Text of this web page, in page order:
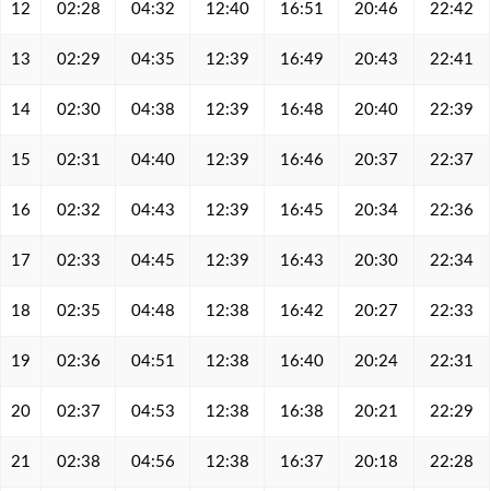
12 02:28 04:32 12:40 16:51 20:46 22:42
13 02:29 04:35 12:39 16:49 20:43 22:41
14 02:30 04:38 12:39 16:48 20:40 22:39
15 02:31 04:40 12:39 16:46 20:37 22:37
16 02:32 04:43 12:39 16:45 20:34 22:36
17 02:33 04:45 12:39 16:43 20:30 22:34
18 02:35 04:48 12:38 16:42 20:27 22:33
19 02:36 04:51 12:38 16:40 20:24 22:31
20 02:37 04:53 12:38 16:38 20:21 22:29
21 02:38 04:56 12:38 16:37 20:18 22:28